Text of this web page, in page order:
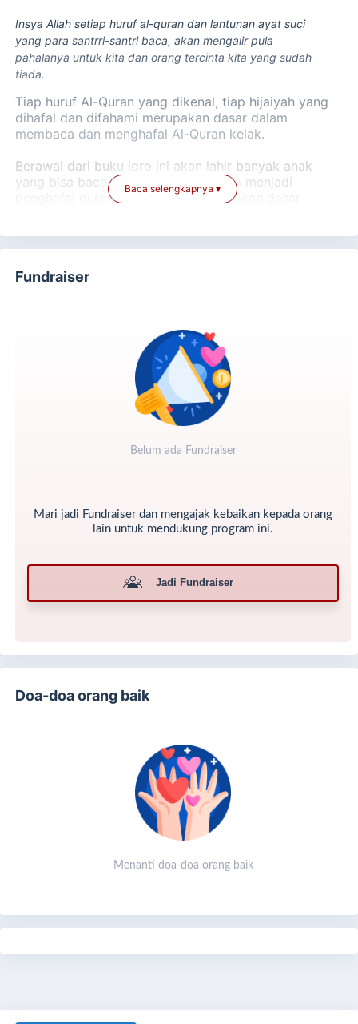
Insya Allah setiap huruf al-quran dan lantunan ayat suci
yang para santrri-santri baca, akan mengalir pula
pahalanya untuk kita dan orang tercinta kita yang sudah
tiada.
Tiap huruf Al-Quran yang dikenal, tiap hijaiyah yang
dihafal dan difahami merupakan dasar dalam
membaca dan menghafal Al-Quran kelak.
Berawal dari buku iqro ini akan lahir banyak anak
yang bisa baca Al-Quran bahkan bisa menjadi
penghafal quran...karena iqro merupakan dasar
“kasih sayang ibu sepanjang masa, kasih
sayang anak sepanjang galah.”
Mari doakan orang tua kita semoga yang masih hidup Allah
jauhkan dari azab kubur. Aamiin
“Wahai Rasulullah, ibuku meninggal dan ketika itu aku tidak
hadir. Apakah dia mendapat aliran pahala jika aku
bersedekah harta atas nama beliau? Nabi SAW menjawab ;
Baca selengkapnya ▾
Fundraiser
Belum ada Fundraiser
Mari jadi Fundraiser dan mengajak kebaikan kepada orang
lain untuk mendukung program ini.
Jadi Fundraiser
Doa-doa orang baik
Menanti doa-doa orang baik